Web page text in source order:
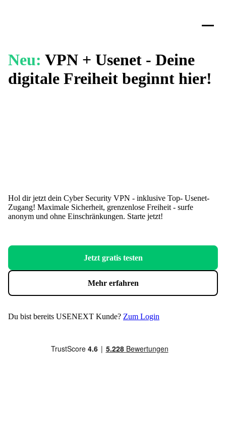
Neu: VPN + Usenet - Deine
digitale Freiheit beginnt hier!
Hol dir jetzt dein Cyber Security VPN - inklusive Top- Usenet-
Zugang! Maximale Sicherheit, grenzenlose Freiheit - surfe
anonym und ohne Einschränkungen. Starte jetzt!
Jetzt gratis testen
Mehr erfahren
Du bist bereits USENEXT Kunde? Zum Login